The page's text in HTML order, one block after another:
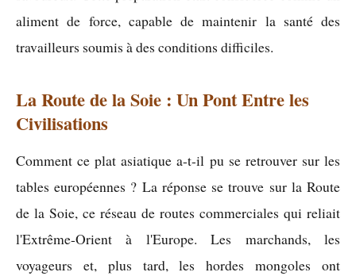
aliment de force, capable de maintenir la santé des
travailleurs soumis à des conditions difficiles.
La Route de la Soie : Un Pont Entre les
Civilisations
Comment ce plat asiatique a-t-il pu se retrouver sur les
tables européennes ? La réponse se trouve sur la Route
de la Soie, ce réseau de routes commerciales qui reliait
l'Extrême-Orient à l'Europe. Les marchands, les
voyageurs et, plus tard, les hordes mongoles ont